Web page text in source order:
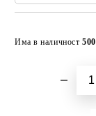
Има в наличност 500